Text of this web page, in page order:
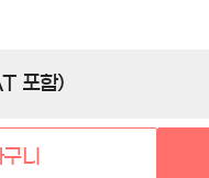
포함)
니